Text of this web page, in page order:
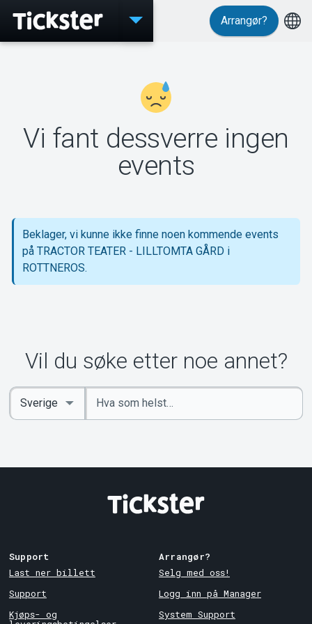
Events
MyTickster
Support
Arrangør?
Vi fant dessverre ingen
events
Beklager, vi kunne ikke finne noen kommende events
på TRACTOR TEATER - LILLTOMTA GÅRD i
ROTTNEROS.
Vil du søke etter noe annet?
Angi
nøkkelord
Select
Country
Support
Last ner billett
Support
Kjøps- og
Arrangør?
Selg med oss!
Logg inn på Manager
System Support